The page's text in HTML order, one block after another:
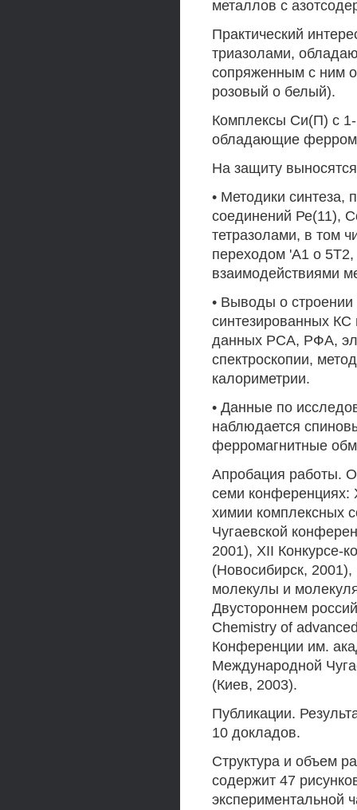
металлов с
Практический
триазолами,
сопряженным с ним
розовый о белый).
Комплексы Си(П) с
обладающие
На защиту
• Методики синтеза,
соединений Ре(11),
тетразолами, в том
переходом 'А1 о
взаимодействиями
• Выводы о строении
синтезированных КС
данных РСА, РФА,
спектроскопии,
калориметрии.
• Данные по
наблюдается
ферромагнитные
Апробация работы.
семи конференциях:
химии комплексных
Чугаевской
2001), XII Конкурсе-
(Новосибирск,
молекулы и
Двустороннем
Chemistry of
Конференции им.
Международной
(Киев, 2003).
Публикации.
10 докладов.
Структура и объем
содержит 47
экспериментальной